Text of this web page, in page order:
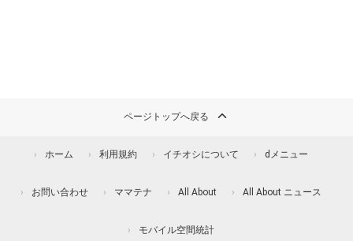
ページトップへ戻る
ホーム 利用規約 イチオシについて dメニュー
お問い合わせ ママテナ All About All About ニュース
モバイル空間統計